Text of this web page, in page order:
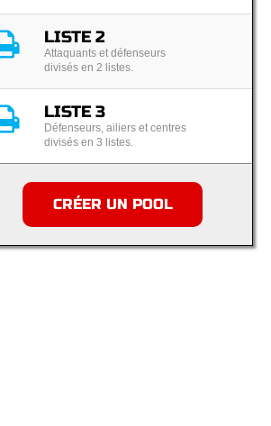
LISTE 2
Attaquants et défenseurs
divisés en 2 listes.
LISTE 3
Défenseurs, ailiers et centres
divisés en 3 listes.
CRÉER UN POOL